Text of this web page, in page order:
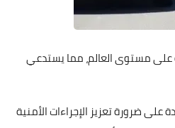
على مستوى العالم، مما يستدعي
ضرورة تعزيز الإجراءات الأمنية